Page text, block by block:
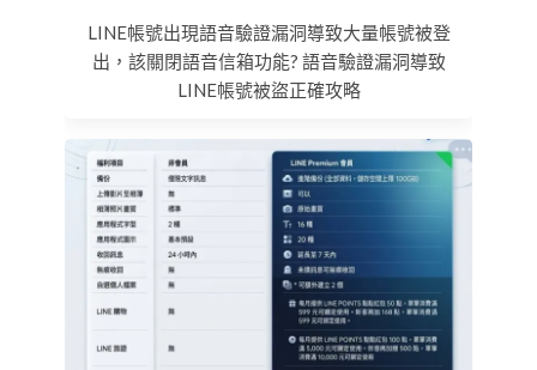
LINE帳號出現語音驗證漏洞導致大量帳號被登
出，該關閉語音信箱功能? 語音驗證漏洞導致
LINE帳號被盜正確攻略